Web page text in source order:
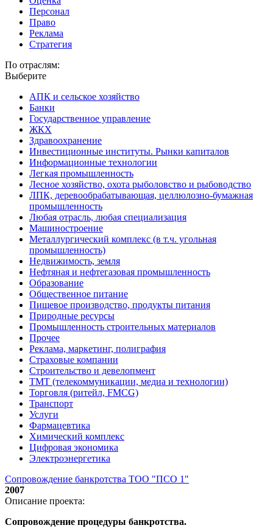
Персонал
Право
Реклама
Стратегия
По отраслям:
Выберите
АПК и сельское хозяйство
Банки
Государственное управление
ЖКХ
Здравоохранение
Инвестиционные институты. Рынки капиталов
Информационные технологии
Легкая промышленность
Лесное хозяйство, охота рыболовство и рыбоводство
ЛПК, деревообрабатывающая, целлюлозно-бумажная
промышленность
Любая отрасль, любая специализация
Машиностроение
Металлургический комплекс (в т.ч. угольная
промышленность)
Недвижимость, земля
Нефтяная и нефтегазовая промышленность
Образование
Общественное питание
Пищевое производство, продукты питания
Природные ресурсы
Промышленность строительных материалов
Прочее
Реклама, маркетинг, полиграфия
Страховые компании
Строительство и девелопмент
ТМТ (телекоммуникации, медиа и технологии)
Торговля (ритейл, FMCG)
Транспорт
Услуги
Фармацевтика
Химический комплекс
Цифровая экономика
Электроэнергетика
Сопровождение банкротства ТОО "ПСО 1"
2007
Описание проекта:
Сопровождение процедуры банкротства.